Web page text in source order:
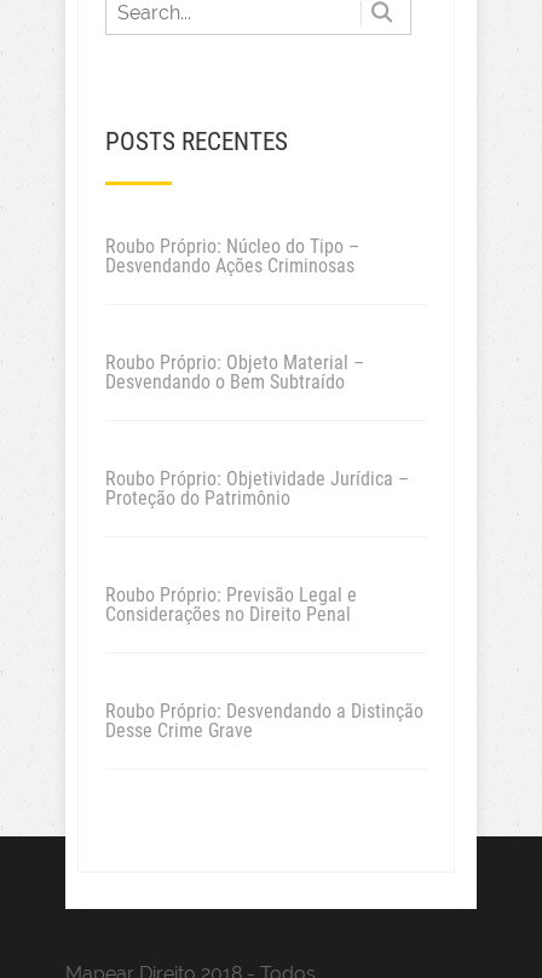
POSTS RECENTES
Roubo Próprio: Núcleo do Tipo –
Desvendando Ações Criminosas
Roubo Próprio: Objeto Material –
Desvendando o Bem Subtraído
Roubo Próprio: Objetividade Jurídica –
Proteção do Patrimônio
Roubo Próprio: Previsão Legal e
Considerações no Direito Penal
Roubo Próprio: Desvendando a Distinção
Desse Crime Grave